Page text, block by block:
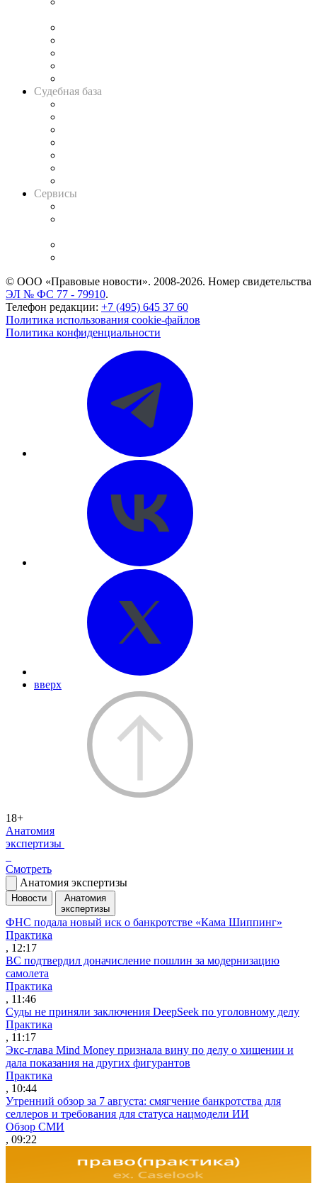
Судебная база
Сервисы
© ООО «Правовые новости». 2008-2026. Номер свидетельства
ЭЛ № ФС 77 - 79910.
Телефон редакции: +7 (495) 645 37 60
Политика использования cookie-файлов
Политика конфиденциальности
вверх
18+
Анатомия
экспертизы
Смотреть
Анатомия экспертизы
Новости
Анатомия
экспертизы
ФНС подала новый иск о банкротстве «Кама Шиппинг»
Практика
, 12:17
ВС подтвердил доначисление пошлин за модернизацию
самолета
Практика
, 11:46
Суды не приняли заключения DeepSeek по уголовному делу
Практика
, 11:17
Экс-глава Mind Money признала вину по делу о хищении и
дала показания на других фигурантов
Практика
, 10:44
Утренний обзор за 7 августа: смягчение банкротства для
селлеров и требования для статуса нацмодели ИИ
Обзор СМИ
, 09:22